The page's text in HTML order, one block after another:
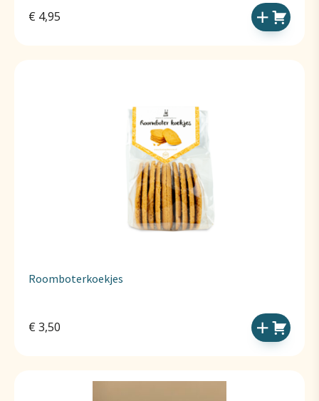
€ 4,95
Roomboterkoekjes
€ 3,50